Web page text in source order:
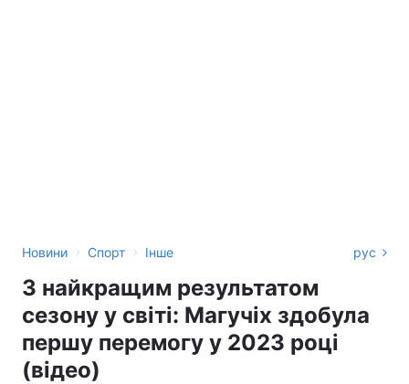
Новини › Спорт › Інше рус
З найкращим результатом
сезону у світі: Магучіх здобула
першу перемогу у 2023 році
(відео)